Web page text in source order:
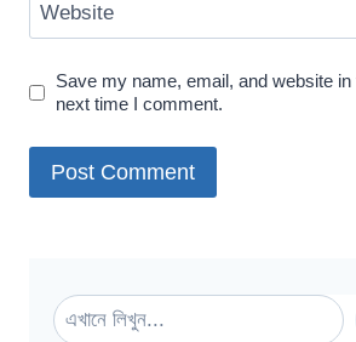
Website
Save my name, email, and website
next time I comment.
Search